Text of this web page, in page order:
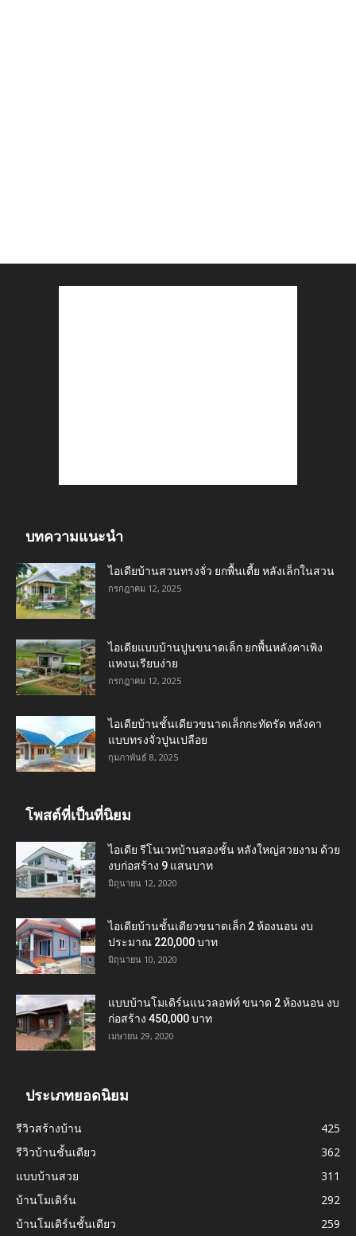
บทความแนะนำ
ไอเดียบ้านสวนทรงจั่ว ยกพื้นเตี้ย หลังเล็กในสวน
กรกฎาคม 12, 2025
ไอเดียแบบบ้านปูนขนาดเล็ก ยกพื้นหลังคาเพิง
แหงนเรียบง่าย
กรกฎาคม 12, 2025
ไอเดียบ้านชั้นเดียวขนาดเล็กกะทัดรัด หลังคา
แบบทรงจั่วปูนเปลือย
กุมภาพันธ์ 8, 2025
โพสต์ที่เป็นที่นิยม
ไอเดีย รีโนเวทบ้านสองชั้น หลังใหญ่สวยงาม ด้วย
งบก่อสร้าง 9 แสนบาท
มิถุนายน 12, 2020
ไอเดียบ้านชั้นเดียวขนาดเล็ก 2 ห้องนอน งบ
ประมาณ 220,000 บาท
มิถุนายน 10, 2020
แบบบ้านโมเดิร์นแนวลอฟท์ ขนาด 2 ห้องนอน งบ
ก่อสร้าง 450,000 บาท
เมษายน 29, 2020
ประเภทยอดนิยม
รีวิวสร้างบ้าน
425
รีวิวบ้านชั้นเดียว
362
แบบบ้านสวย
311
บ้านโมเดิร์น
292
บ้านโมเดิร์นชั้นเดียว
259